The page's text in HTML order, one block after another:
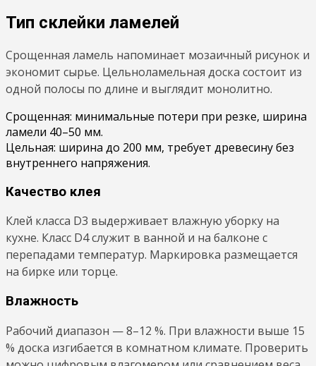
Тип склейки ламелей
Срощенная ламель напоминает мозаичный рисунок и
экономит сырье. Цельноламельная доска состоит из
одной полосы по длине и выглядит монолитно.
Срощенная: минимальные потери при резке, ширина
ламели 40–50 мм.
Цельная: ширина до 200 мм, требует древесину без
внутреннего напряжения.
Качество клея
Клей класса D3 выдерживает влажную уборку на
кухне. Класс D4 служит в ванной и на балконе с
перепадами температур. Маркировка размещается
на бирке или торце.
Влажность
Рабочий диапазон — 8–12 %. При влажности выше 15
% доска изгибается в комнатном климате. Проверить